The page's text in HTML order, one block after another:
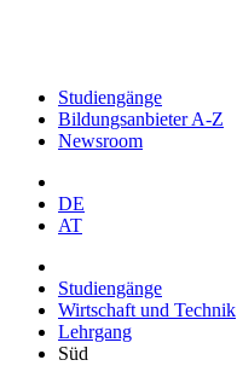
Studiengänge
Bildungsanbieter A-Z
Newsroom
DE
AT
Studiengänge
Wirtschaft und Technik
Lehrgang
Süd